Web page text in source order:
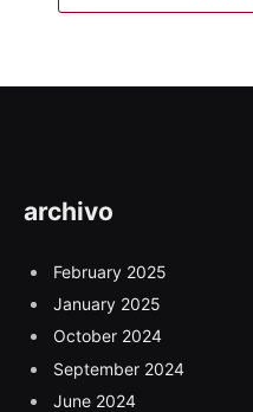
archivo
February 2025
January 2025
October 2024
September 2024
June 2024